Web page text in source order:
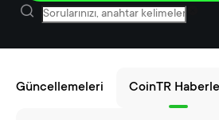
Güncellemeleri CoinTR